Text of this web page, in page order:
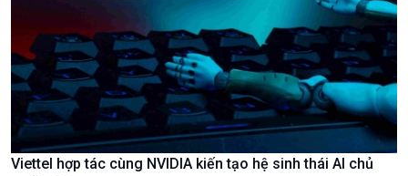
Văn hoá & Du lịch
Tin Văn hoá & Du lịch
Chát với người nổi tiếng
Câu chuyện Thể thao
Multimedia
Ảnh
Video
Infographic
Viettel hợp tác cùng NVIDIA kiến tạo hệ sinh thái AI chủ